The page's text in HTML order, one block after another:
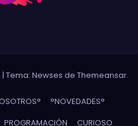
| Tema: Newses de Themeansar.
°NOVEDADES°
PROGRAMACIÓN CURIOSO